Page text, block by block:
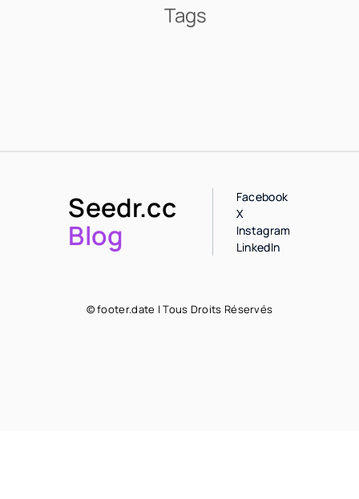
Tags
Seedr.cc
Blog
Facebook
X
Instagram
LinkedIn
© footer.date | Tous Droits Réservés